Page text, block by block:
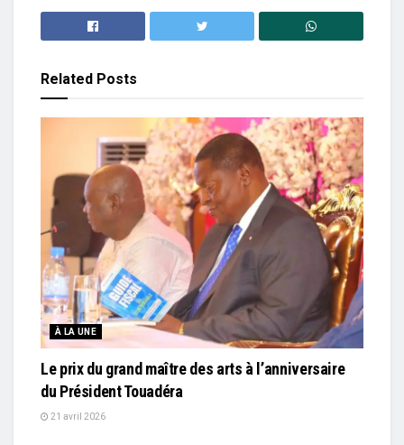
Related Posts
À LA UNE
Le prix du grand maître des arts à l’anniversaire
du Président Touadéra
21 avril 2026